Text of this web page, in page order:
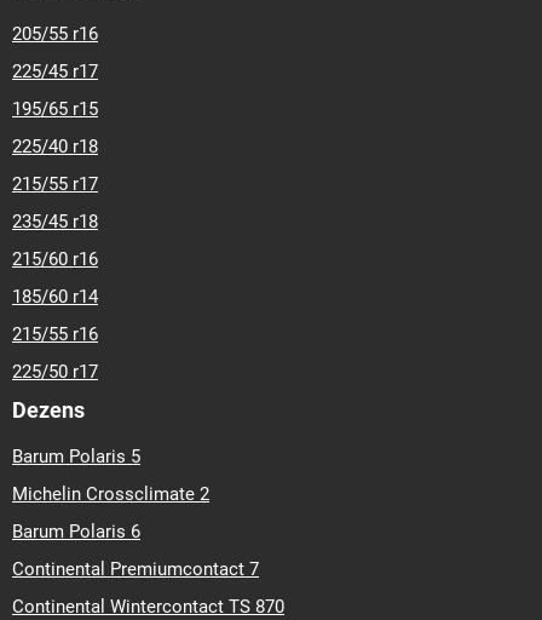
205/55 r16
225/45 r17
195/65 r15
225/40 r18
215/55 r17
235/45 r18
215/60 r16
185/60 r14
215/55 r16
225/50 r17
Dezens
Barum Polaris 5
Michelin Crossclimate 2
Barum Polaris 6
Continental Premiumcontact 7
Continental Wintercontact TS 870